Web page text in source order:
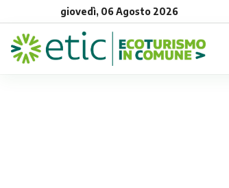
giovedì, 06 Agosto 2026